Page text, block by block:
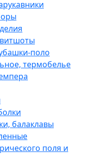
поло
термобелье
балаклавы
поля и